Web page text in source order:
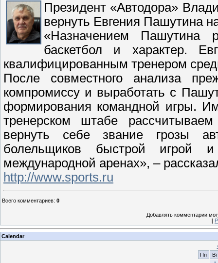
Президент «Автодора»
вернуть Евгения Пашутина
«Назначением Пашутина
баскетбол и характер.
квалифицированным тренером
После совместного анализа
компромиссу и выработать с
формирования командной игры.
тренерском штабе
вернуть себе звание грозы
болельщиков быстрой игрой
международной аренах», –
http://www.sports.ru
Всего комментариев: 0
Добавлять комментарии
[
Calendar
Пн
Вт